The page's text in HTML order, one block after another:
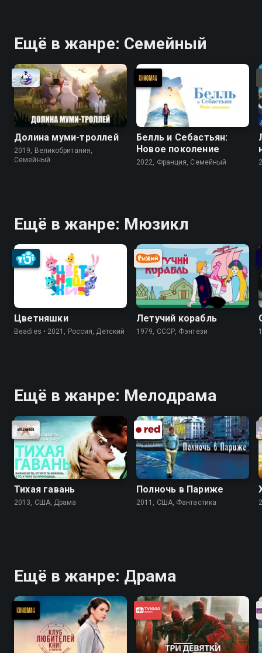
Ещё в жанре: Cемейный
Долина муми-троллей
2019, Великобритания,
Cемейный
Белль и Себастьян:
Новое поколение
2022, Франция, Cемейный
Ещё в жанре: Мюзикл
Цветняшки
Beadies • 2021, Россия, Детский
Летучий корабль
1979, СССР, Фэнтези
Ещё в жанре: Мелодрама
Тихая гавань
2013, США, Драма
Полночь в Париже
2011, США, Фантастика
Ещё в жанре: Драма